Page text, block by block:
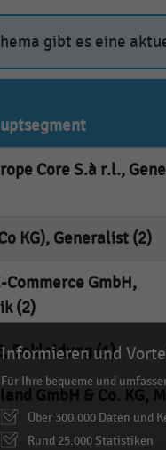
gibt es eine
Core S.à r.l.,
KG), Generalist (2)
GmbH,
(2)
Bekleidung (1)
GmbH & Co. KG,
Informieren und
Für Ihre bequeme und
Über 300.000 Daten und
Rund 25.000 Statistiken